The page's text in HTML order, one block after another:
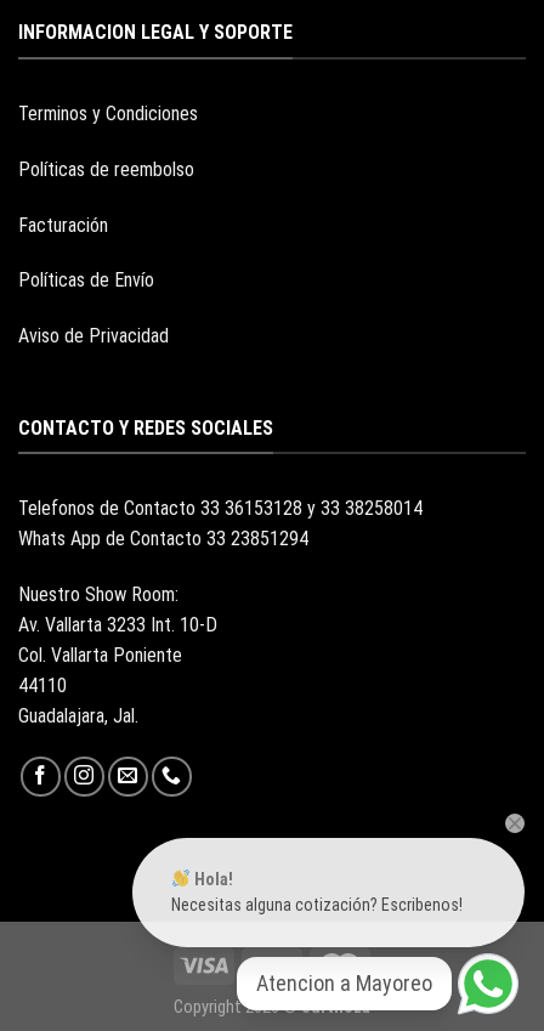
INFORMACION LEGAL Y SOPORTE
Terminos y Condiciones
Políticas de reembolso
Facturación
Políticas de Envío
Aviso de Privacidad
CONTACTO Y REDES SOCIALES
Telefonos de Contacto 33 36153128 y 33 38258014
Whats App de Contacto 33 23851294
Nuestro Show Room:
Av. Vallarta 3233 Int. 10-D
Col. Vallarta Poniente
44110
Guadalajara, Jal.
Copyright 2026 ©Surtiloza
Hola!
Necesitas alguna cotización? Escribenos!
Atencion a Mayoreo